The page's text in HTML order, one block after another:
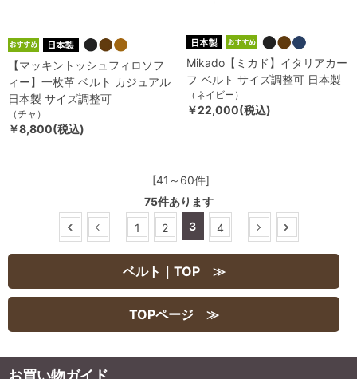
【マッキントッシュフィロソフ
ィー】一枚革 ベルト カジュアル
日本製 サイズ調整可
（チャ）
￥8,800(税込)
Mikado【ミカド】イタリアカー
フ ベルト サイズ調整可 日本製
（ネイビー）
￥22,000(税込)
[41～60件]
75件あります
1
2 3 4
ベルト｜TOP ≫
TOPページ ≫
お買い物ガイド